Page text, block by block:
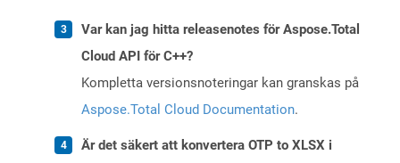
Var kan jag hitta releasenotes för Aspose.Total
Cloud API för C++?
Kompletta versionsnoteringar kan granskas på
Aspose.Total Cloud Documentation.
Är det säkert att konvertera OTP to XLSX i